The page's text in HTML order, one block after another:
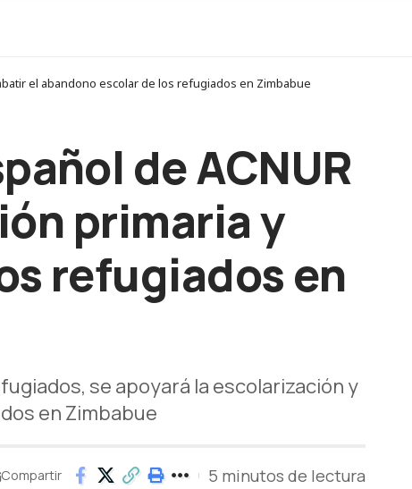
el abandono escolar de los refugiados en Zimbabue
de ACNUR
primaria y
refugiados en
se apoyará la escolarización y
en Zimbabue
Compartir 5 minutos de lectura